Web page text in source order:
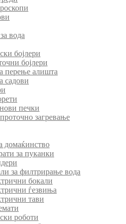
вода
бојлери
бојлери
перење алишта
садови
печки
загревање
домаќинство
за пуканки
за филтрирање вода
бокали
ѓезвиња
тави
роботи